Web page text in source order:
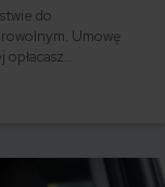
do
Umowę
opłacasz
w trakcie trwania